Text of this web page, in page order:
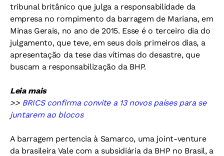
tribunal britânico que julga a responsabilidade da
empresa no rompimento da barragem de Mariana, em
Minas Gerais, no ano de 2015. Esse é o terceiro dia do
julgamento, que teve, em seus dois primeiros dias, a
apresentação da tese das vítimas do desastre, que
buscam a responsabilização da BHP.
Leia mais
>> BRICS confirma convite a 13 novos países para se
juntarem ao blocos
A barragem pertencia à Samarco, uma joint-venture
da brasileira Vale com a subsidiária da BHP no Brasil, a